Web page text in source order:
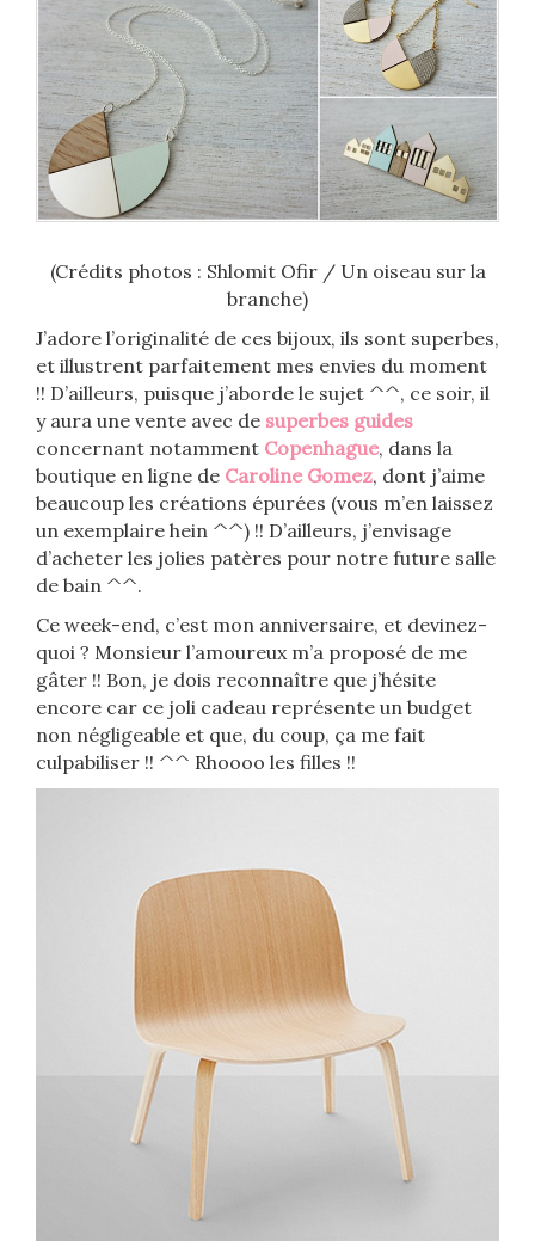
(Crédits photos : Shlomit Ofir / Un oiseau sur la
branche)
J’adore l’originalité de ces bijoux, ils sont superbes,
et illustrent parfaitement mes envies du moment
!! D’ailleurs, puisque j’aborde le sujet ^^, ce soir, il
y aura une vente avec de superbes guides
concernant notamment Copenhague, dans la
boutique en ligne de Caroline Gomez, dont j’aime
beaucoup les créations épurées (vous m’en laissez
un exemplaire hein ^^) !! D’ailleurs, j’envisage
d’acheter les jolies patères pour notre future salle
de bain ^^.
Ce week-end, c’est mon anniversaire, et devinez-
quoi ? Monsieur l’amoureux m’a proposé de me
gâter !! Bon, je dois reconnaître que j’hésite
encore car ce joli cadeau représente un budget
non négligeable et que, du coup, ça me fait
culpabiliser !! ^^ Rhoooo les filles !!